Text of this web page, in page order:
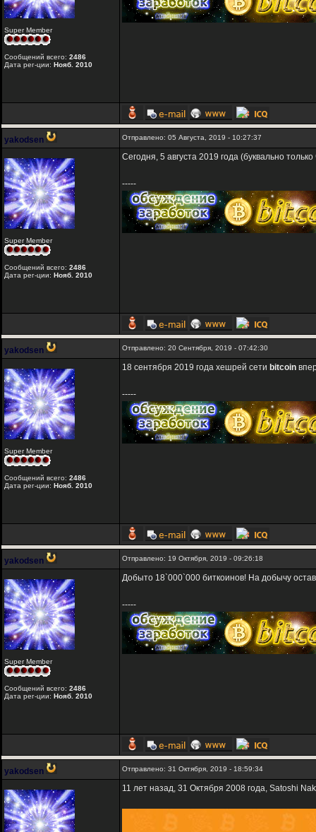
Super Member
Сообщений всего: 2486
Дата рег-ции: Нояб. 2010
yakodsen Отправлено: 05 Августа, 2019 - 10:27:37
Super Member
Сообщений всего: 2486
Дата рег-ции: Нояб. 2010
Сегодня, 5 августа 2019 года (буквально
-----
yakodsen Отправлено: 20 Сентября, 2019 - 07:42:30
Super Member
Сообщений всего: 2486
Дата рег-ции: Нояб. 2010
18 сентября 2019 года хешрей сети bitcoin
-----
yakodsen Отправлено: 19 Октября, 2019 - 09:26:18
Super Member
Сообщений всего: 2486
Дата рег-ции: Нояб. 2010
Добыто 18`000`000 биткоинов! На добычу
-----
yakodsen Отправлено: 31 Октября, 2019 - 18:59:34
11 лет назад, 31 Октября 2008 года, Satoshi